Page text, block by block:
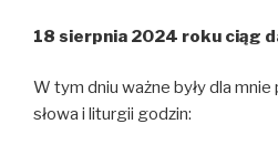
18 sierpnia 2024 roku ciąg
W tym dniu ważne były dla
słowa i liturgii godzin: